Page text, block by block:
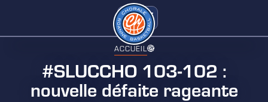
ACCUEIL
#SLUCCHO 103-102 :
nouvelle défaite rageante